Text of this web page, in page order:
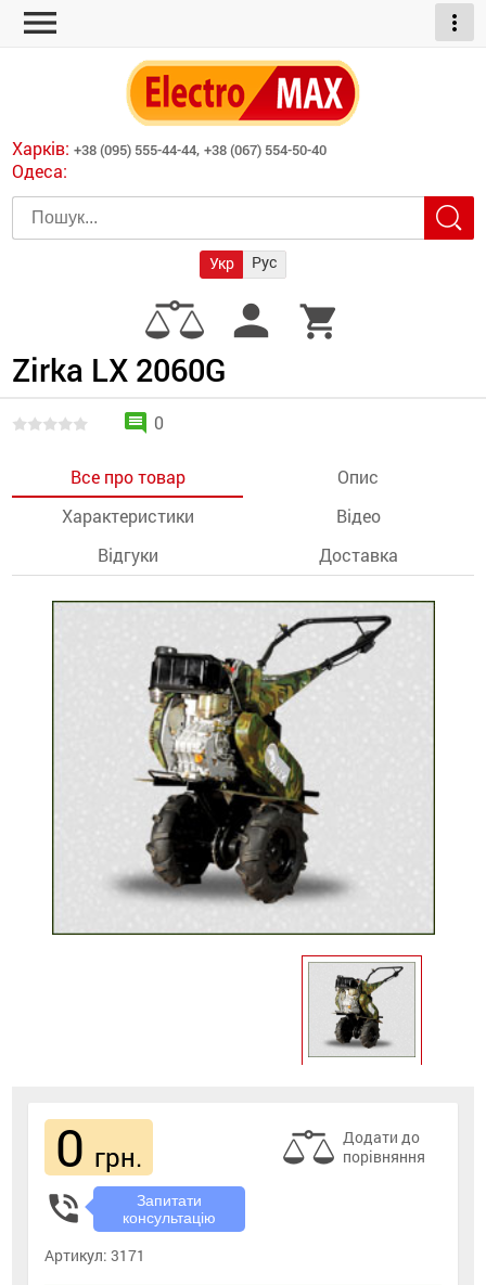
menu more_vert
Харків: +38 (095) 555-44-44, +38 (067) 554-50-40
Одеса:
Укр Рус
person shopping_cart
обігрівачі
машини
для
Zirka LX 2060G
comment 0
Все про товар
Опис
Характеристики
Відео
Відгуки
Доставка
0 грн.
Додати до
порівняння
phone_in_talk
Запитати
консультацію
Артикул:3171